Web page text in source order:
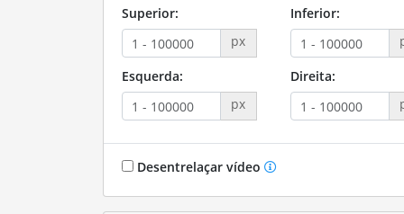
Superior:
px
Inferior:
Esquerda:
px
Direita:
Desentrelaçar vídeo